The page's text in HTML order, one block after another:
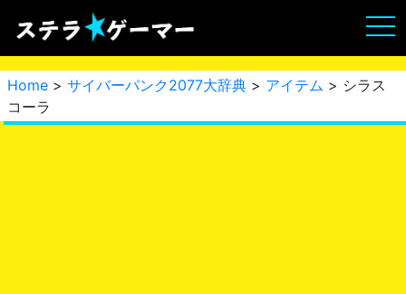
Home > サイバーパンク2077大辞典 > アイテム > シラス
コーラ